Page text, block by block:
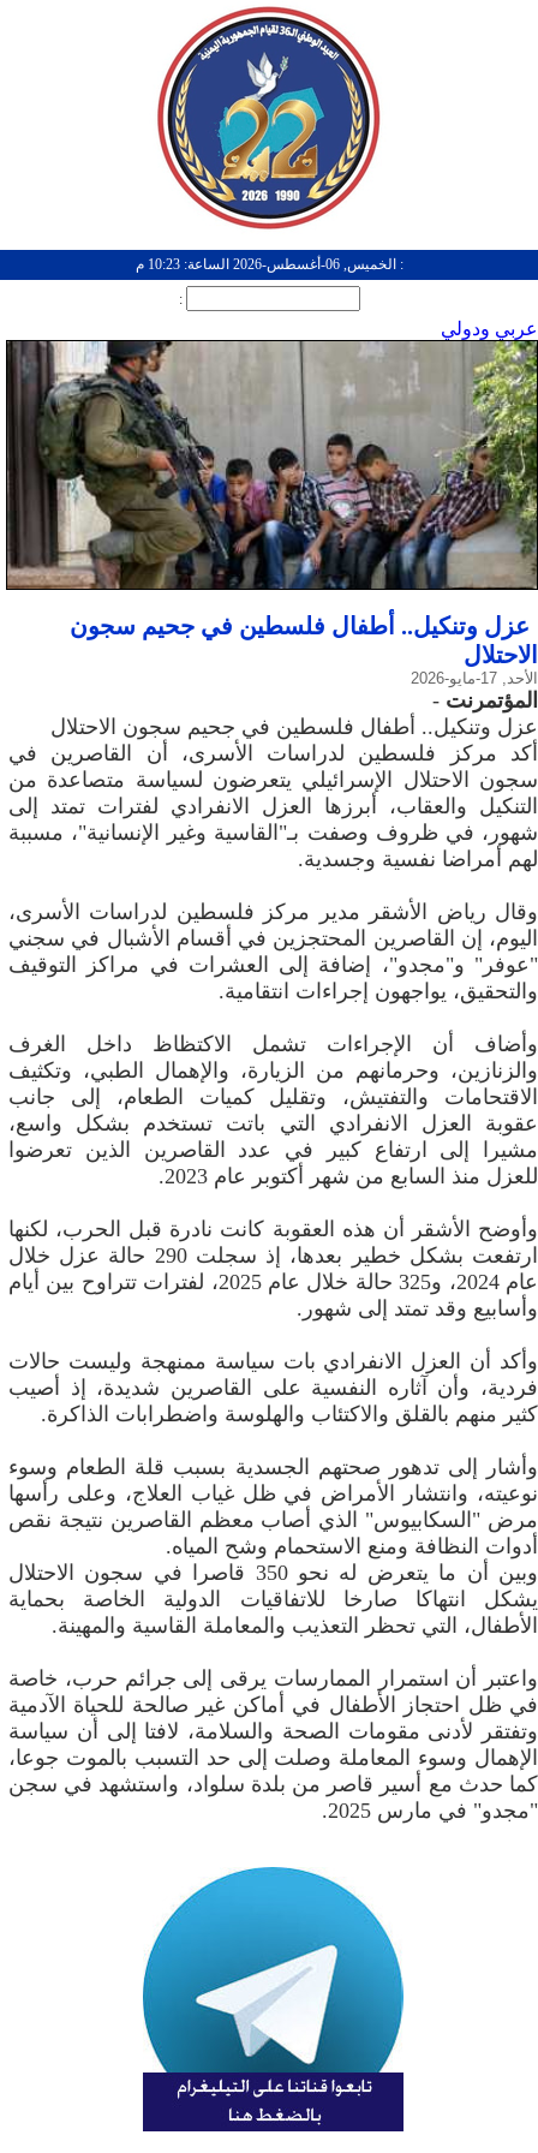
: الخميس, 06-أغسطس-2026 الساعة: 10:23 م
:
عربي ودولي
عزل وتنكيل.. أطفال فلسطين في جحيم سجون
الاحتلال
الأحد, 17-مايو-2026
المؤتمرنت -
عزل وتنكيل.. أطفال فلسطين في جحيم سجون الاحتلال
أكد مركز فلسطين لدراسات الأسرى، أن القاصرين في
سجون الاحتلال الإسرائيلي يتعرضون لسياسة متصاعدة من
التنكيل والعقاب، أبرزها العزل الانفرادي لفترات تمتد إلى
شهور، في ظروف وصفت بـ"القاسية وغير الإنسانية"، مسببة
لهم أمراضا نفسية وجسدية.
وقال رياض الأشقر مدير مركز فلسطين لدراسات الأسرى،
اليوم، إن القاصرين المحتجزين في أقسام الأشبال في سجني
"عوفر" و"مجدو"، إضافة إلى العشرات في مراكز التوقيف
والتحقيق، يواجهون إجراءات انتقامية.
وأضاف أن الإجراءات تشمل الاكتظاظ داخل الغرف
والزنازين، وحرمانهم من الزيارة، والإهمال الطبي، وتكثيف
الاقتحامات والتفتيش، وتقليل كميات الطعام، إلى جانب
عقوبة العزل الانفرادي التي باتت تستخدم بشكل واسع،
مشيرا إلى ارتفاع كبير في عدد القاصرين الذين تعرضوا
للعزل منذ السابع من شهر أكتوبر عام 2023.
وأوضح الأشقر أن هذه العقوبة كانت نادرة قبل الحرب، لكنها
ارتفعت بشكل خطير بعدها، إذ سجلت 290 حالة عزل خلال
عام 2024، و325 حالة خلال عام 2025، لفترات تتراوح بين أيام
وأسابيع وقد تمتد إلى شهور.
وأكد أن العزل الانفرادي بات سياسة ممنهجة وليست حالات
فردية، وأن آثاره النفسية على القاصرين شديدة، إذ أصيب
كثير منهم بالقلق والاكتئاب والهلوسة واضطرابات الذاكرة.
وأشار إلى تدهور صحتهم الجسدية بسبب قلة الطعام وسوء
نوعيته، وانتشار الأمراض في ظل غياب العلاج، وعلى رأسها
مرض "السكابيوس" الذي أصاب معظم القاصرين نتيجة نقص
أدوات النظافة ومنع الاستحمام وشح المياه.
وبين أن ما يتعرض له نحو 350 قاصرا في سجون الاحتلال
يشكل انتهاكا صارخا للاتفاقيات الدولية الخاصة بحماية
الأطفال، التي تحظر التعذيب والمعاملة القاسية والمهينة.
واعتبر أن استمرار الممارسات يرقى إلى جرائم حرب، خاصة
في ظل احتجاز الأطفال في أماكن غير صالحة للحياة الآدمية
وتفتقر لأدنى مقومات الصحة والسلامة، لافتا إلى أن سياسة
الإهمال وسوء المعاملة وصلت إلى حد التسبب بالموت جوعا،
كما حدث مع أسير قاصر من بلدة سلواد، واستشهد في سجن
"مجدو" في مارس 2025.